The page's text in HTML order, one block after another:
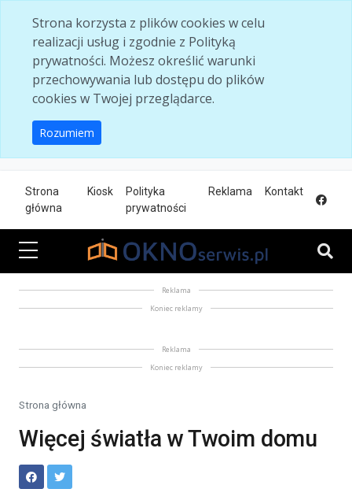
Strona korzysta z plików cookies w celu
realizacji usług i zgodnie z Polityką
prywatności. Możesz określić warunki
przechowywania lub dostępu do plików
cookies w Twojej przeglądarce.
Rozumiem
Strona
główna
Kiosk
Polityka
prywatności
Reklama Kontakt
Reklama
Koniec reklamy
Reklama
Koniec reklamy
Strona główna
Więcej światła w Twoim domu